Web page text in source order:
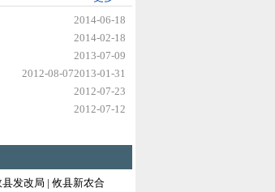
2014-06-18
2014-02-18
2013-07-09
2013-01-31
2012-08-07
2012-07-23
2012-07-12
县发改局 | 攸县新农合